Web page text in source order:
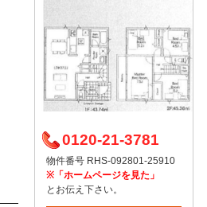
0120-21-3781
物件番号 RHS-092801-25910
※「ホームページを見た」
とお伝え下さい。